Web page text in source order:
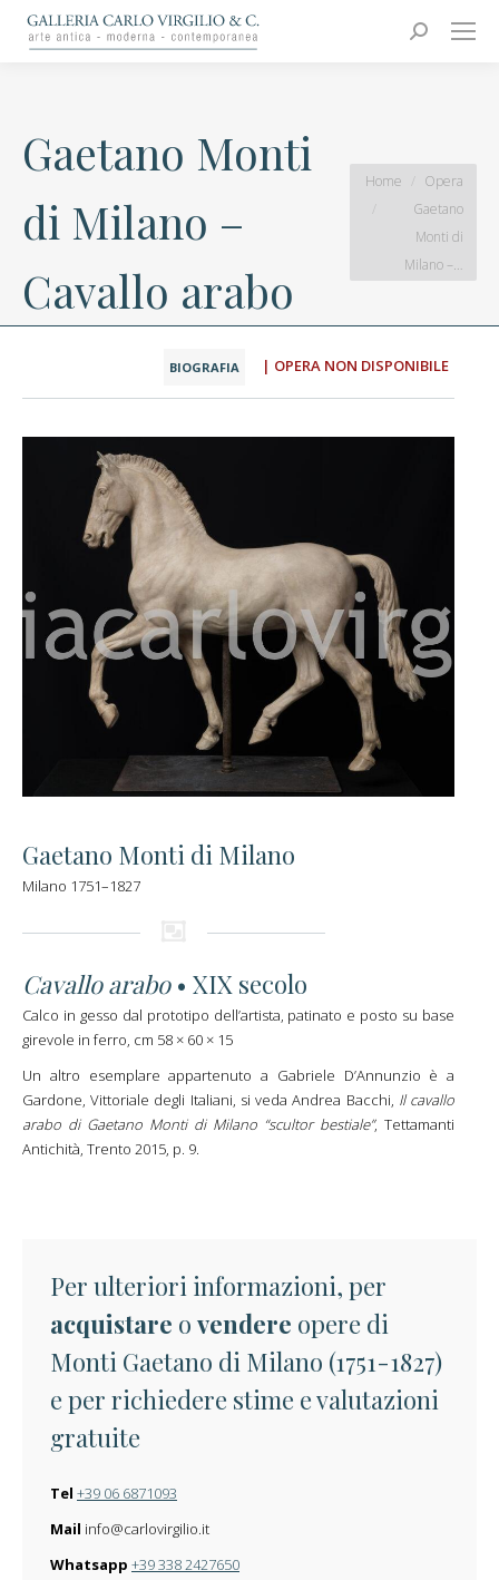
Search:
Carlo Virgilio & C.
Arte moderna e contemporanea
Gaetano Monti
di Milano –
Cavallo arabo
You are here:
Home
Opera
Gaetano
Monti di
Milano –…
BIOGRAFIA | OPERA NON DISPONIBILE
Gaetano Monti di Milano
Milano 1751–1827
Cavallo arabo • XIX secolo
Calco in gesso dal prototipo dell’artista, patinato e posto su base
girevole in ferro, cm 58 × 60 × 15
Un altro esemplare appartenuto a Gabriele D’Annunzio è a
Gardone, Vittoriale degli Italiani, si veda Andrea Bacchi, Il cavallo
arabo di Gaetano Monti di Milano “scultor bestiale”, Tettamanti
Antichità, Trento 2015, p. 9.
Per ulteriori informazioni, per
acquistare o vendere opere di
Monti Gaetano di Milano (1751-1827)
e per richiedere stime e valutazioni
gratuite
Tel +39 06 6871093
Mail info@carlovirgilio.it
Whatsapp +39 338 2427650